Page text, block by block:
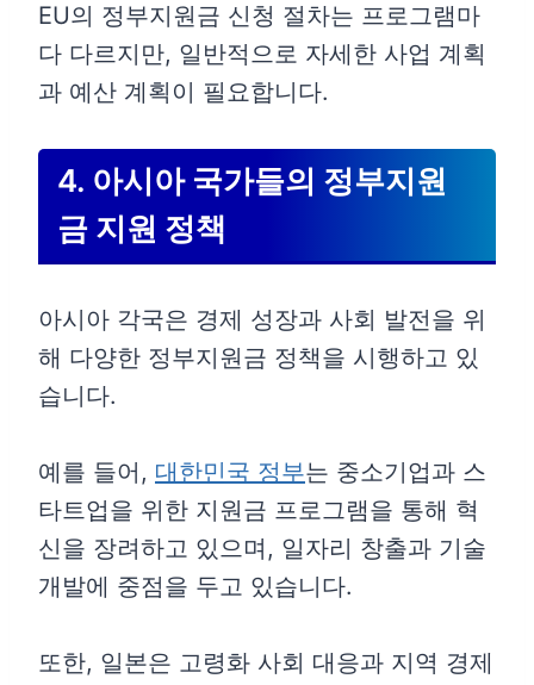
EU의 정부지원금 신청 절차는 프로그램마
다 다르지만, 일반적으로 자세한 사업 계획
과 예산 계획이 필요합니다.
4. 아시아 국가들의 정부지원
금 지원 정책
아시아 각국은 경제 성장과 사회 발전을 위
해 다양한 정부지원금 정책을 시행하고 있
습니다.
예를 들어, 대한민국 정부는 중소기업과 스
타트업을 위한 지원금 프로그램을 통해 혁
신을 장려하고 있으며, 일자리 창출과 기술
개발에 중점을 두고 있습니다.
또한, 일본은 고령화 사회 대응과 지역 경제